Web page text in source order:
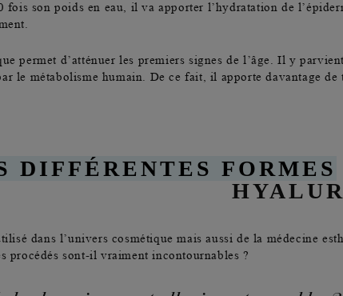
fois son poids en eau, il va apporter l’hydratation de
permet d’atténuer les premiers signes de l’âge
. Il y
le métabolisme humain. De ce fait, il apporte davantage de
DIFFÉRENTES FORMES
dans l’univers cosmétique mais aussi de la médecine
procédés sont-il vraiment incontournables ?